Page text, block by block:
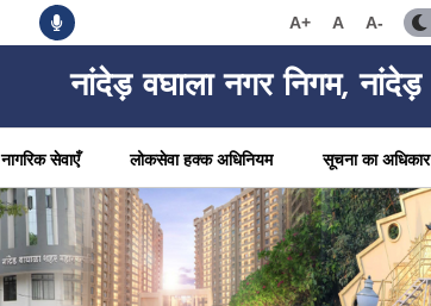
A+ A A-
नांदेड़ वघाला नगर निगम, नांदेड़
नागरिक सेवाएँ लोकसेवा हक्क अधिनियम सूचना का अधिकार